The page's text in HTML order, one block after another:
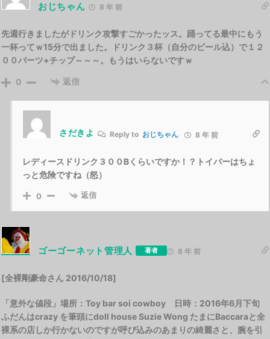
おじちゃん 8 年 前
先週行きましたがドリンク攻撃すごかったッス。踊ってる最中にもう
一杯ってｗ15分で出ました。ドリンク３杯（自分のビール込）で１２
００バーツ+チップ～～～。もうはいらないですｗ
0 返信
さだきよ Reply to おじちゃん 8 年 前
レディースドリンク３００Bくらいですか！？トイバーはちょ
っと危険ですね（怒）
0 返信
ゴーゴーネット管理人 著者 8 年 前
[全裸剛豪命さん 2016/10/18]
「意外な値段」場所：Toy bar soi cowboy 日時：2016年6月下旬
ふだんはcrazy を筆頭にdoll house Suzie Wong たまにBaccaraと全
裸系の店しか行かないのですが呼び込みのあまりの綺麗さと、腕を引